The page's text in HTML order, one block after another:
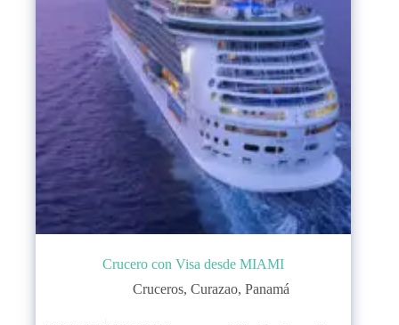
Crucero con Visa desde MIAMI
Cruceros,Curazao,Panamá